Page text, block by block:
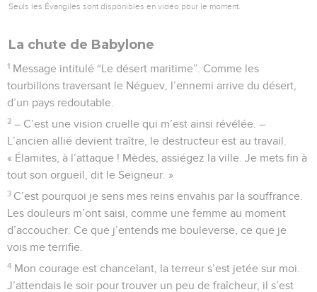
Seuls les Évangiles sont disponibles en vidéo pour le moment.
La chute de Babylone
1 Message intitulé “Le désert maritime”. Comme les
tourbillons traversant le Néguev, l’ennemi arrive du désert,
d’un pays redoutable.
2 – C’est une vision cruelle qui m’est ainsi révélée. –
L’ancien allié devient traître, le destructeur est au travail.
« Élamites, à l’attaque ! Mèdes, assiégez la ville. Je mets fin à
tout son orgueil, dit le Seigneur. »
3 C’est pourquoi je sens mes reins envahis par la souffrance.
Les douleurs m’ont saisi, comme une femme au moment
d’accoucher. Ce que j’entends me bouleverse, ce que je
vois me terrifie.
4 Mon courage est chancelant, la terreur s’est jetée sur moi.
J’attendais le soir pour trouver un peu de fraîcheur, il s’est